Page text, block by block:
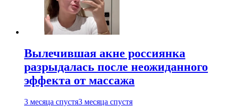
Вылечившая акне россиянка
разрыдалась после неожиданного
эффекта от массажа
3 месяца спустя3 месяца спустя